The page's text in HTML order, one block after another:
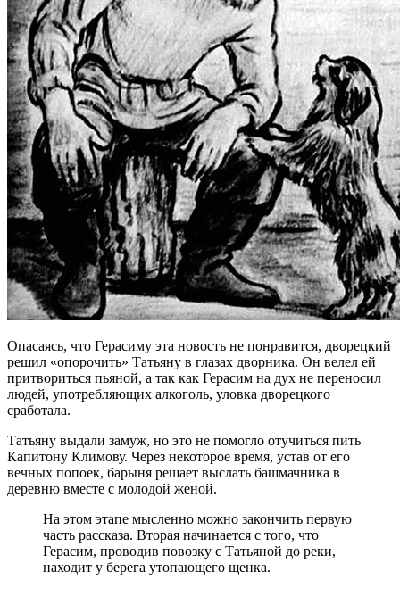
Опасаясь, что Герасиму эта новость не понравится, дворецкий
решил «опорочить» Татьяну в глазах дворника. Он велел ей
притвориться пьяной, а так как Герасим на дух не переносил
людей, употребляющих алкоголь, уловка дворецкого
сработала.
Татьяну выдали замуж, но это не помогло отучиться пить
Капитону Климову. Через некоторое время, устав от его
вечных попоек, барыня решает выслать башмачника в
деревню вместе с молодой женой.
На этом этапе мысленно можно закончить первую
часть рассказа. Вторая начинается с того, что
Герасим, проводив повозку с Татьяной до реки,
находит у берега утопающего щенка.